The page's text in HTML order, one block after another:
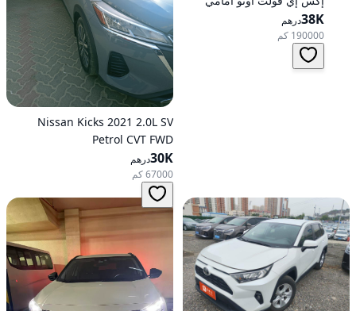
الدفع
38Kدرهم
190000 كم
Nissan Kicks 2021 2.0L SV
Petrol CVT FWD
30Kدرهم
67000 كم